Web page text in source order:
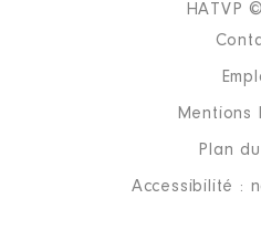
HATVP
Mentions
Plan
Accessibilité :